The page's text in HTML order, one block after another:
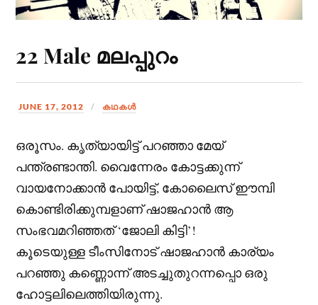
22 Male മലപ്പുറം
JUNE 17, 2012 കഥകള്‍
ഒരൂസം. കൃത്യായിട്ട് പറഞ്ഞാ മേയ്
പന്ത്രണ്ടാന്തി. വൈന്നേരം കോട്ടക്കുന്ന്
വായനോക്കാന്‍ പോയിട്ട്, കോലൈസ് ഈമ്പി
കൊണ്ടിരിക്കുമ്പളാണ് ഷാജഹാന്‍ ആ
സംഭവമറിഞ്ഞത് ‘ജോലി കിട്ടി’!
കൂടെയുള്ള ടീംസിനോട് ഷാജഹാന്‍ കാര്യം
പറഞ്ഞു കണ്ണൊന്ന് അടച്ചുതുറന്നപ്പൊ ഒരു
ഹോട്ടലിലെത്തിയിരുന്നു.